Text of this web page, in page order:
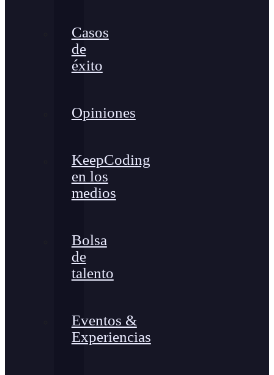
Casos
de
éxito
Opiniones
KeepCoding
en los
medios
Bolsa
de
talento
Eventos &
Experiencias